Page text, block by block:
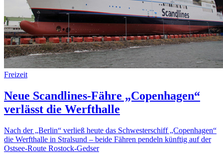
Freizeit
Neue Scandlines-Fähre „Copenhagen“
verlässt die Werfthalle
Nach der „Berlin“ verließ heute das Schwesterschiff „Copenhagen“
die Werfthalle in Stralsund – beide Fähren pendeln künftig auf der
Ostsee-Route Rostock-Gedser